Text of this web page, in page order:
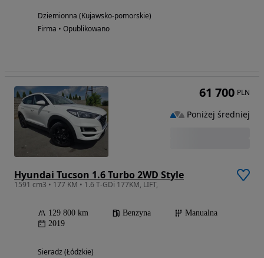
Dziemionna (Kujawsko-pomorskie)
Firma • Opublikowano
Hyundai Tucson 1.6 Turbo 2WD Style
1591 cm3 • 177 KM • 1.6 T-GDi 177KM, LIFT,
129 800 km Benzyna
Manualna
2019
Sieradz (Łódzkie)
61 700 PLN
Poniżej średniej